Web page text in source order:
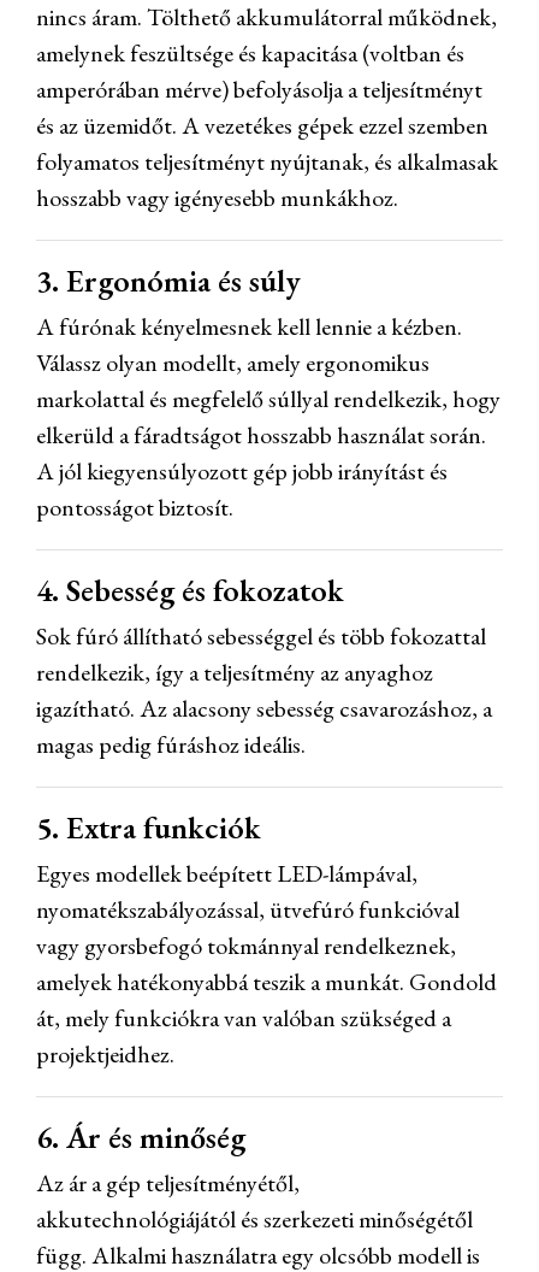
nincs áram. Tölthető akkumulátorral működnek,
amelynek feszültsége és kapacitása (voltban és
amperórában mérve) befolyásolja a teljesítményt
és az üzemidőt. A vezetékes gépek ezzel szemben
folyamatos teljesítményt nyújtanak, és alkalmasak
hosszabb vagy igényesebb munkákhoz.
3. Ergonómia és súly
A fúrónak kényelmesnek kell lennie a kézben.
Válassz olyan modellt, amely ergonomikus
markolattal és megfelelő súllyal rendelkezik, hogy
elkerüld a fáradtságot hosszabb használat során.
A jól kiegyensúlyozott gép jobb irányítást és
pontosságot biztosít.
4. Sebesség és fokozatok
Sok fúró állítható sebességgel és több fokozattal
rendelkezik, így a teljesítmény az anyaghoz
igazítható. Az alacsony sebesség csavarozáshoz, a
magas pedig fúráshoz ideális.
5. Extra funkciók
Egyes modellek beépített LED-lámpával,
nyomatékszabályozással, ütvefúró funkcióval
vagy gyorsbefogó tokmánnyal rendelkeznek,
amelyek hatékonyabbá teszik a munkát. Gondold
át, mely funkciókra van valóban szükséged a
projektjeidhez.
6. Ár és minőség
Az ár a gép teljesítményétől,
akkutechnológiájától és szerkezeti minőségétől
függ. Alkalmi használatra egy olcsóbb modell is